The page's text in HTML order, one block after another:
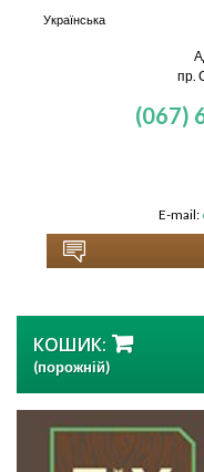
Українська
пр.
(067)
E-mail:
КОШИК:
(порожній)